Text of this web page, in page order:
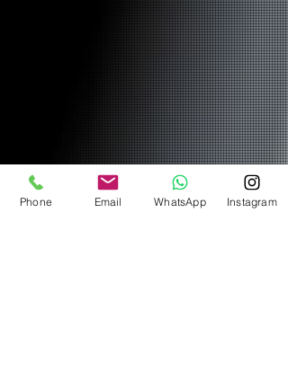
Phone Email WhatsApp Instagram